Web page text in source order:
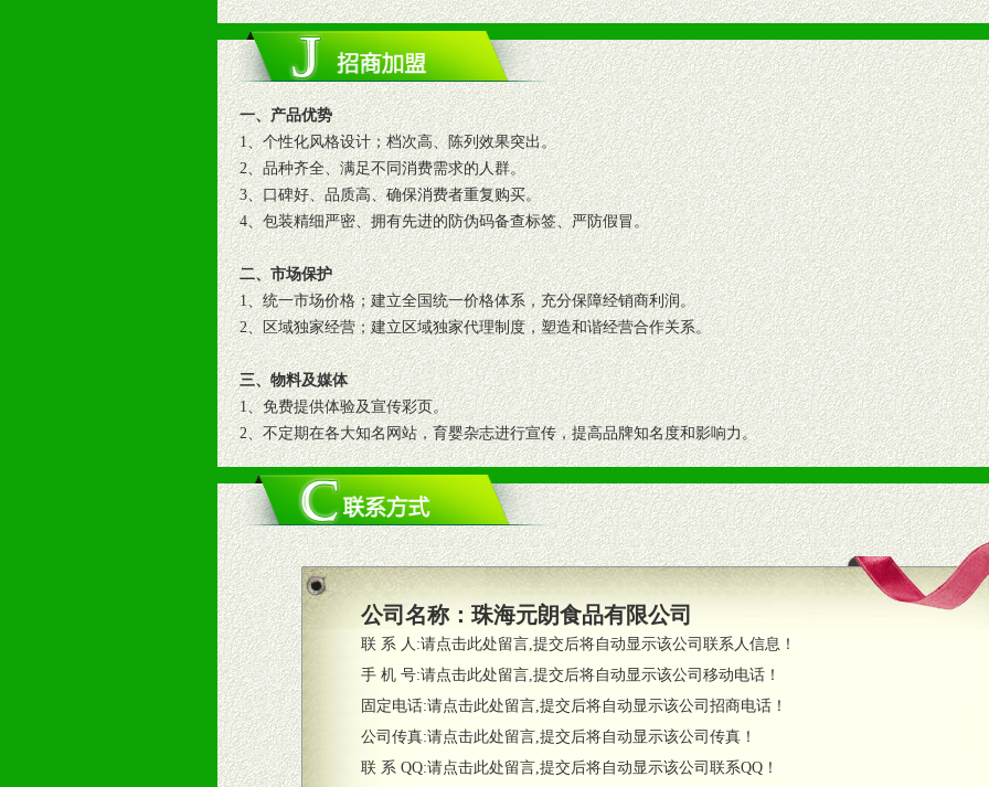
一、产品优势
1、个性化风格设计；档次高、陈列效果突出。
2、品种齐全、满足不同消费需求的人群。
3、口碑好、品质高、确保消费者重复购买。
4、包装精细严密、拥有先进的防伪码备查标签、严防假冒。
二、市场保护
1、统一市场价格；建立全国统一价格体系，充分保障经销商利润。
2、区域独家经营；建立区域独家代理制度，塑造和谐经营合作关系。
三、物料及媒体
1、免费提供体验及宣传彩页。
2、不定期在各大知名网站，育婴杂志进行宣传，提高品牌知名度和影响力。
3、根据地方实际情况提供销售喷绘画、促销架等销售道具。
四、市场操作及支持
1、根据区域市场协助制定具体营销策略。
2、根据具体情况公司给予必要市场支持。
3、根据市场需要，派驻区域销售人员全程跟踪服务，以确保产品顺利销售。
4、根据市场情况公司给予专职或兼职的业务代表及终端导购支持。
五、退换货制度
1、给予前期市场操作一定比例退换货政策。
2、对于临期，滞销品给予一定比例调换政策。
六、服务优势
公司名称： 珠海元朗食品有限公司
联 系 人:请点击此处留言,提交后将自动显示该公司联系人信息！
手 机 号:请点击此处留言,提交后将自动显示该公司移动电话！
固定电话:请点击此处留言,提交后将自动显示该公司招商电话！
公司传真:请点击此处留言,提交后将自动显示该公司传真！
联 系 QQ:请点击此处留言,提交后将自动显示该公司联系QQ！